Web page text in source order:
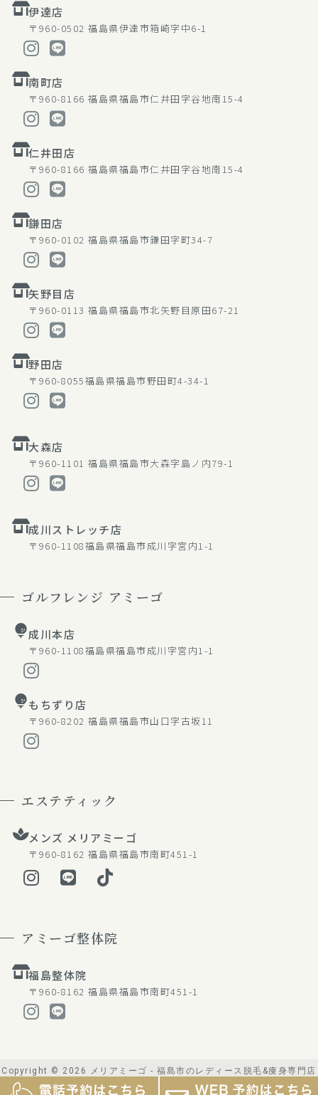
伊達店
〒960-0502 福島県伊達市箱崎字中6-1
南町店
〒960-8166 福島県福島市仁井田字谷地南15-4
仁井田店
〒960-8166 福島県福島市仁井田字谷地南15-4
鎌田店
〒960-0102 福島県福島市鎌田字町34-7
矢野目店
〒960-0113 福島県福島市北矢野目原田67-21
野田店
〒960-8055福島県福島市野田町4-34-1
大森店
〒960-1101 福島県福島市大森字島ノ内79-1
成川ストレッチ店
〒960-1108福島県福島市成川字宮内1-1
ゴルフレンジ アミーゴ
成川本店
〒960-1108福島県福島市成川字宮内1-1
もちずり店
〒960-8202 福島県福島市山口字古坂11
エステティック
メンズ メリアミーゴ
〒960-8162 福島県福島市南町451-1
アミーゴ整体院
福島整体院
〒960-8162 福島県福島市南町451-1
Copyright © 2026 メリアミーゴ - 福島市のレディース脱毛&痩身専門店